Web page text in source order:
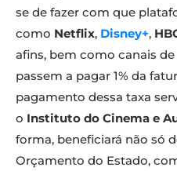
se de fazer com que
como Netflix, Disney+,
afins, bem como canais
passem a pagar 1% da
pagamento dessa taxa
o Instituto do Cinema e
forma, beneficiará não só
Orçamento do Estado,